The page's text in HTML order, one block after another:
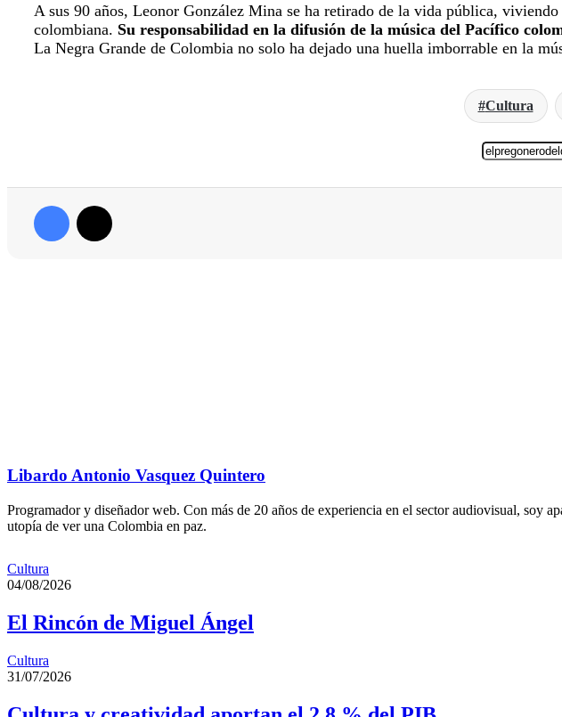
A sus 90 años, Leonor González Mina se ha retirado de la vida pública,
colombiana. Su responsabilidad en la difusión de la música del Pacífico
La Negra Grande de Colombia no solo ha dejado una huella imborrable en la
Cultura
Facebook
Libardo Antonio Vasquez Quintero
Programador y diseñador web. Con más de 20 años de experiencia en el sector audiovisual, soy
utopía de ver una Colombia en paz.
Cultura
04/08/2026
El Rincón de Miguel Ángel
Cultura
31/07/2026